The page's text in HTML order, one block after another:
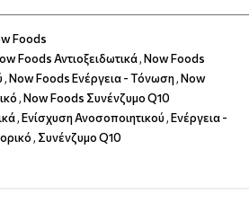
Foods
Foods Αντιοξειδωτικά,Now Foods
,Now Foods Ενέργεια - Τόνωση,Now
,Now Foods Συνένζυμο Q10
,Ενίσχυση Ανοσοποιητικού,Ενέργεια -
, Συνένζυμο Q10